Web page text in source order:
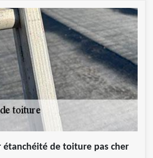
étanchéité de toiture pas cher